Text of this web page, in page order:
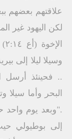
علاقتهم بعضهم
لكن اليهود غير
وسيلا ليلا إلى
.. فحينئذ أرسل
."وبعد يوم واحد
إلى بوطيولي